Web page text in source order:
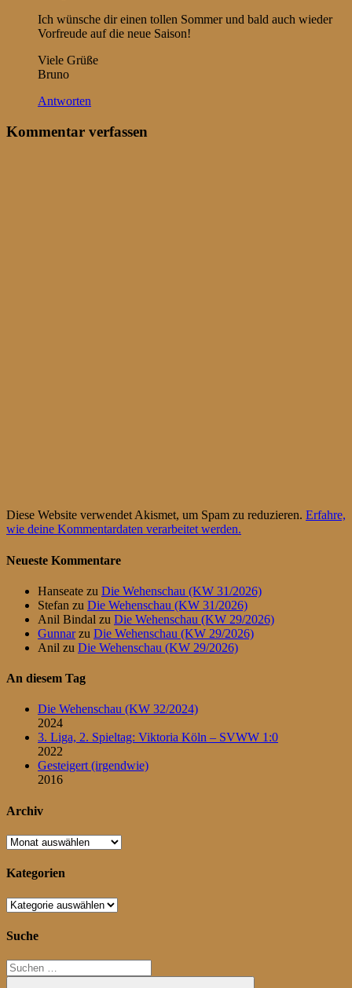
Ich wünsche dir einen tollen Sommer und bald auch wieder
Vorfreude auf die neue Saison!
Viele Grüße
Bruno
Antworten
Kommentar verfassen
Diese Website verwendet Akismet, um Spam zu reduzieren. Erfahre,
wie deine Kommentardaten verarbeitet werden.
Neueste Kommentare
Hanseate zu Die Wehenschau (KW 31/2026)
Stefan zu Die Wehenschau (KW 31/2026)
Anil Bindal zu Die Wehenschau (KW 29/2026)
Gunnarzu Die Wehenschau (KW 29/2026)
Anil zu Die Wehenschau (KW 29/2026)
An diesem Tag
Die Wehenschau (KW 32/2024)
2024
3. Liga, 2. Spieltag: Viktoria Köln – SVWW 1:0
2022
Gesteigert (irgendwie)
2016
Archiv
Archiv
Kategorien
Kategorien
Suche
Suchen
nach: